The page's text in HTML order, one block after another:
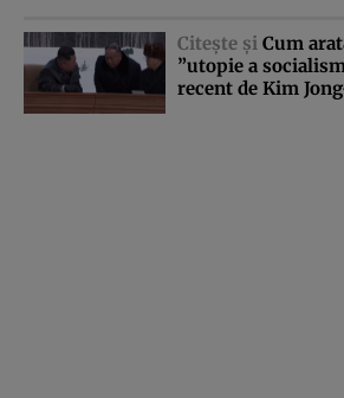
Citeşte şi Cum
”utopie a
recent de Kim